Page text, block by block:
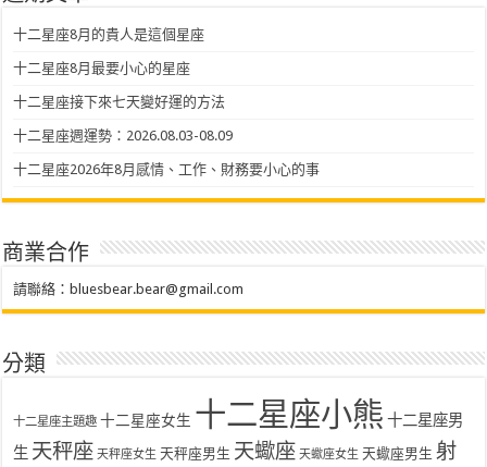
十二星座8月的貴人是這個星座
十二星座8月最要小心的星座
十二星座接下來七天變好運的方法
十二星座週運勢：2026.08.03-08.09
十二星座2026年8月感情、工作、財務要小心的事
商業合作
請聯絡：bluesbear.bear@gmail.com
分類
十二星座主題趣 十二星座女生 十二星座小熊 十二星座男
生 天秤座 天秤座女生 天秤座男生 天蠍座 天蠍座女生 天蠍座男生 射